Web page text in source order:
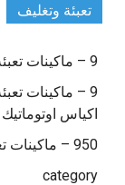
تعبئة وتغليف
9 – ماكينات تعبئة حبوب و حبيبات و بودر شديد النعومة
9 – ماكينات
اكياس اوتوماتيك
950 – ماكينات تعبئة بودر شديد النعومة في اكياس اوتوماتيك
category